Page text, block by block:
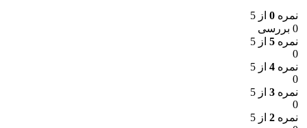
نمره 0 از 5
0 بررسی
نمره 5 از 5
0
نمره 4 از 5
0
نمره 3 از 5
0
نمره 2 از 5